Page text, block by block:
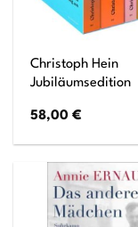
Christoph Hein
Jubiläumsedition
58,00€